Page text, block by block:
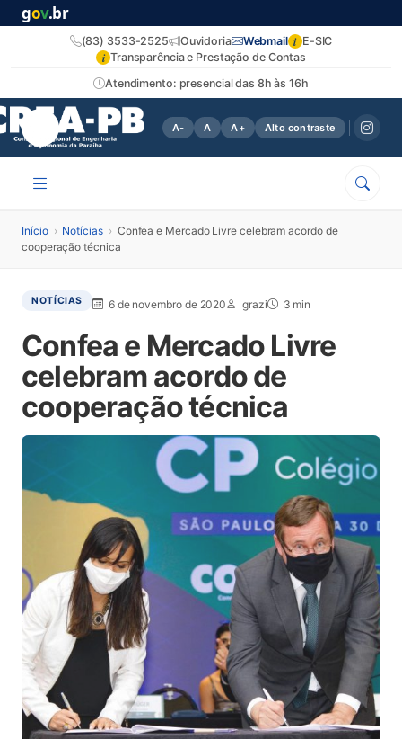
gov.br
Atendimento: presencial das 8h às 16h
(83) 3533-2525 Ouvidoria Webmail i E-SIC
i Transparência e Prestação de Contas
A- A A+ Alto contraste
Início › Notícias › Confea e Mercado Livre celebram acordo de
cooperação técnica
NOTÍCIAS 6 de novembro de 2020 grazi 3 min
Confea e Mercado Livre
celebram acordo de
cooperação técnica